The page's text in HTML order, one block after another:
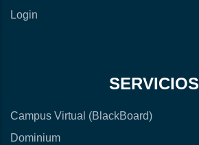
Login
SERVICIOS
Campus Virtual (BlackBoard)
Dominium